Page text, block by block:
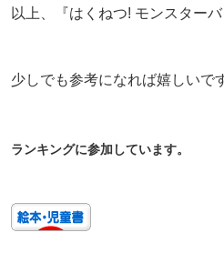
以上、『はくねつ! モンスター
少しでも参考になれば嬉しいで
ランキングに参加しています。